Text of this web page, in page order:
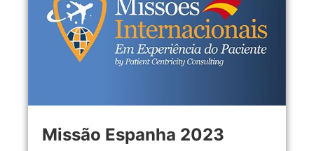
Missão Espanha 2023